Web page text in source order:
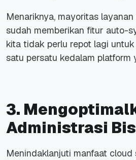
Menariknya, mayoritas
sudah memberikan fitur auto-
kita tidak perlu repot lagi
satu persatu kedalam platform
3.
Administrasi
Menindaklanjuti manfaat